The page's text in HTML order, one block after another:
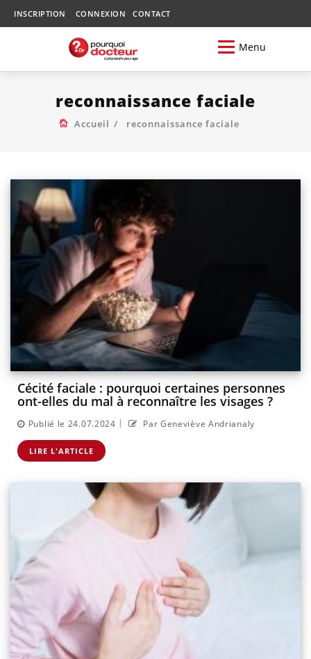
INSCRIPTION CONNEXION CONTACT
Menu
reconnaissance faciale
Accueil reconnaissance faciale
Cécité faciale : pourquoi certaines personnes
ont-elles du mal à reconnaître les visages ?
Publié le 24.07.2024 | Par Geneviève Andrianaly
LIRE L'ARTICLE